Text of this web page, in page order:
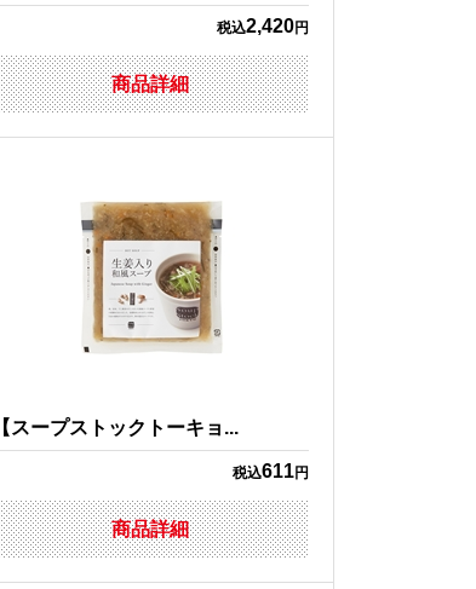
税込2,420円
商品詳細
【スープストックトーキョ...
税込611円
商品詳細